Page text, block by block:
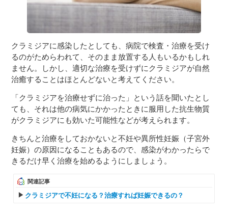
クラミジアに感染したとしても、病院で検査・治療を受け
るのがためらわれて、そのまま放置する人もいるかもしれ
ません。しかし、適切な治療を受けずにクラミジアが自然
治癒することはほとんどないと考えてください。
「クラミジアを治療せずに治った」という話を聞いたとし
ても、それは他の病気にかかったときに服用した抗生物質
がクラミジアにも効いた可能性などが考えられます。
きちんと治療をしておかないと不妊や異所性妊娠（子宮外
妊娠）の原因になることもあるので、感染がわかったらで
きるだけ早く治療を始めるようにしましょう。
関連記事
クラミジアで不妊になる？治療すれば妊娠できるの？